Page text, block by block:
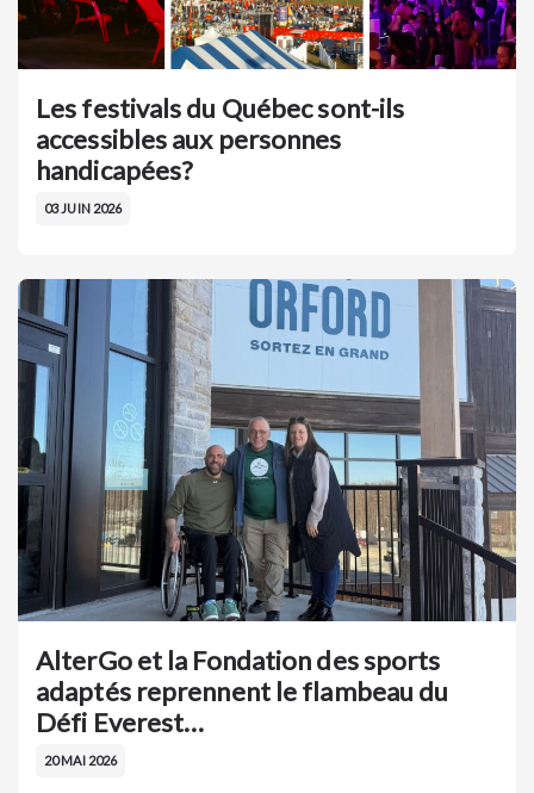
Les festivals du Québec sont-ils
accessibles aux personnes
handicapées?
03 JUIN 2026
AlterGo et la Fondation des sports
adaptés reprennent le flambeau du
Défi Everest…
20 MAI 2026